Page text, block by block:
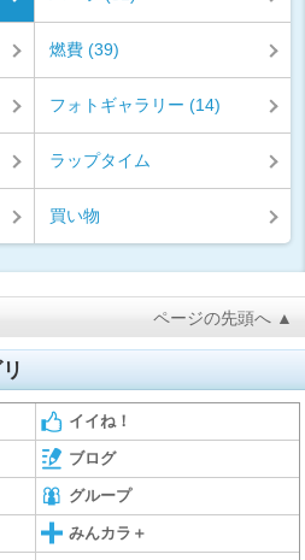
燃費 (39)
フォトギャラリー (14)
ラップタイム
買い物
ページの先頭へ ▲
イイね！
ブログ
グループ
みんカラ＋